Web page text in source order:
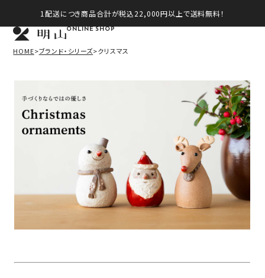
1配送につき商品合計が税込22,000円以上で送料無料！
ONLINE SHOP
HOME ブランド・シリーズ クリスマス